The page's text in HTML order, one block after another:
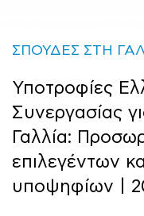
ΣΠΟΥΔΕΣ ΣΤΗ
Υποτροφίες
Συνεργασίας
Γαλλία:
επιλεγέντων
υποψηφίων |